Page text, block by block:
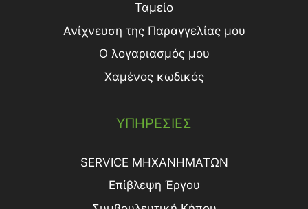
Ταμείο
Ανίχνευση της Παραγγελίας μου
Ο λογαριασμός μου
Χαμένος κωδικός
ΥΠΗΡΕΣΙΕΣ
SERVICE ΜΗΧΑΝΗΜΑΤΩΝ
Επίβλεψη Έργου